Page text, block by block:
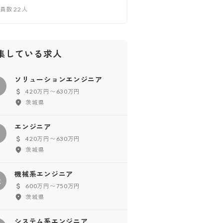
数 22 人
している求人
ソリューションエンジニア
420万円〜630万円
茨城県
エンジニア
420万円〜630万円
茨城県
機械系エンジニア
600万円〜750万円
茨城県
システム系エンジニア